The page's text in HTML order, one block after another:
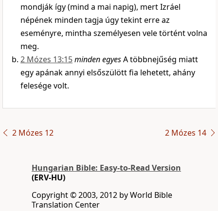
mondják így (mind a mai napig), mert Izráel
népének minden tagja úgy tekint erre az
eseményre, mintha személyesen vele történt volna
meg.
2 Mózes 13:15minden egyesA többnejűség miatt
egy apának annyi elsőszülött fia lehetett, ahány
felesége volt.
2 Mózes 12 2 Mózes 14
Hungarian Bible: Easy-to-Read Version
(ERV-HU)
Copyright © 2003, 2012 by World Bible
Translation Center